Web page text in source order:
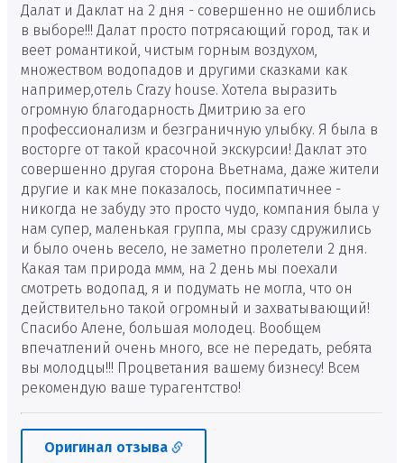
Далат и Даклат на 2 дня - совершенно не ошиблись
в выборе!!! Далат просто потрясающий город, так и
веет романтикой, чистым горным воздухом,
множеством водопадов и другими сказками как
например,отель Сrazy house. Хотела выразить
огромную благодарность Дмитрию за его
профессионализм и безграничную улыбку. Я была в
восторге от такой красочной экскурсии! Даклат это
совершенно другая сторона Вьетнама, даже жители
другие и как мне показалось, посимпатичнее -
никогда не забуду это просто чудо, компания была у
нам супер, маленькая группа, мы сразу сдружились
и было очень весело, не заметно пролетели 2 дня.
Какая там природа ммм, на 2 день мы поехали
смотреть водопад, я и подумать не могла, что он
действительно такой огромный и захватывающий!
Спасибо Алене, большая молодец. Вообщем
впечатлений очень много, все не передать, ребята
вы молодцы!!! Процветания вашему бизнесу! Всем
рекомендую ваше турагентство!
Оригинал отзыва